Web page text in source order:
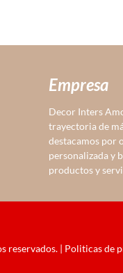
Empresa
Decor Inters
trayectoria de
destacamos por
personalizada y
productos y
reservados. | Politicas de